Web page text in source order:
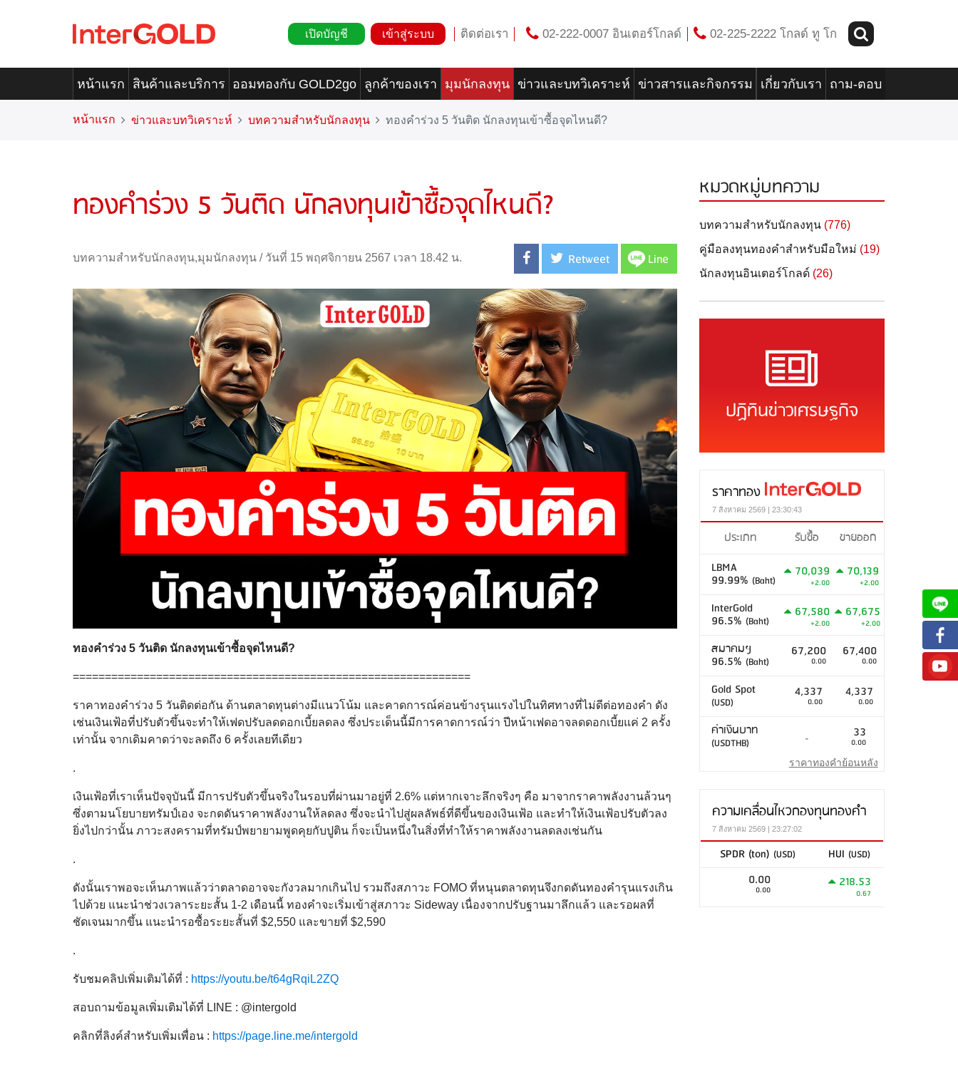
เปิดบัญชี เข้าสู่ระบบ ติดต่อเรา 02-222-0007 อินเตอร์โกลด์ 02-225-2222 โกลด์ ทู โก
หน้าแรก สินค้าและบริการ ออมทองกับ GOLD2go ลูกค้าของเรา มุมนักลงทุน ข่าวและบทวิเคราะห์ ข่าวสารและกิจกรรม เกี่ยวกับเรา ถาม-ตอบ
หน้าแรก ข่าวและบทวิเคราะห์ บทความสำหรับนักลงทุน ทองคำร่วง 5 วันติด นักลงทุนเข้าซื้อจุดไหนดี?
ทองคำร่วง 5 วันติด นักลงทุนเข้าซื้อจุดไหนดี?
บทความสำหรับนักลงทุน,มุมนักลงทุน / วันที่ 15 พฤศจิกายน 2567 เวลา 18.42 น. Retweet Line
ทองคำร่วง 5 วันติด นักลงทุนเข้าซื้อจุดไหนดี?
==============================================================
ราคาทองคำร่วง 5 วันติดต่อกัน ด้านตลาดทุนต่างมีแนวโน้ม และคาดการณ์ค่อนข้างรุนแรงไปในทิศทางที่ไม่ดีต่อทองคำ ดัง
เช่นเงินเฟ้อที่ปรับตัวขึ้นจะทำให้เฟดปรับลดดอกเบี้ยลดลง ซึ่งประเด็นนี้มีการคาดการณ์ว่า ปีหน้าเฟดอาจลดดอกเบี้ยแค่ 2 ครั้ง
เท่านั้น จากเดิมคาดว่าจะลดถึง 6 ครั้งเลยทีเดียว
.
เงินเฟ้อที่เราเห็นปัจจุบันนี้ มีการปรับตัวขึ้นจริงในรอบที่ผ่านมาอยู่ที่ 2.6% แต่หากเจาะลึกจริงๆ คือ มาจากราคาพลังงานล้วนๆ
ซึ่งตามนโยบายทรัมป์เอง จะกดดันราคาพลังงานให้ลดลง ซึ่งจะนำไปสู่ผลลัพธ์ที่ดีขึ้นของเงินเฟ้อ และทำให้เงินเฟ้อปรับตัวลง
ยิ่งไปกว่านั้น ภาวะสงครามที่ทรัมป์พยายามพูดคุยกับปูติน ก็จะเป็นหนึ่งในสิ่งที่ทำให้ราคาพลังงานลดลงเช่นกัน
.
ดังนั้นเราพอจะเห็นภาพแล้วว่าตลาดอาจจะกังวลมากเกินไป รวมถึงสภาวะ FOMO ที่หนุนตลาดทุนจึงกดดันทองคำรุนแรงเกิน
ไปด้วย แนะนำช่วงเวลาระยะสั้น 1-2 เดือนนี้ ทองคำจะเริ่มเข้าสู่สภาวะ Sideway เนื่องจากปรับฐานมาลึกแล้ว และรอผลที่
ชัดเจนมากขึ้น แนะนำรอซื้อระยะสั้นที่ $2,550 และขายที่ $2,590
.
รับชมคลิปเพิ่มเติมได้ที่ : https://youtu.be/t64gRqiL2ZQ
สอบถามข้อมูลเพิ่มเติมได้ที่ LINE : @intergold
คลิกที่ลิงค์สำหรับเพิ่มเพื่อน : https://page.line.me/intergold
หมวดหมู่บทความ
บทความสำหรับนักลงทุน (776)
คู่มือลงทุนทองคำสำหรับมือใหม่ (19)
นักลงทุนอินเตอร์โกลด์ (26)
ปฏิทินข่าวเศรษฐกิจ
ราคาทอง
7 สิงหาคม 2569 | 23:30:43
ประเภท รับซื้อ
ขายออก
LBMA
99.99% (Baht)
70,039
+2.00
70,139
+2.00
InterGold
96.5% (Baht)
67,580
+2.00
67,675
+2.00
สมาคมฯ
96.5% (Baht)
67,200
0.00
67,400
0.00
Gold Spot
(USD)
4,337
0.00
4,337
0.00
ค่าเงินบาท
(USDTHB) - 33
0.00
ราคาทองคำย้อนหลัง
ความเคลื่อนไหวกองทุนทองคำ
7 สิงหาคม 2569 | 23:27:02
SPDR (ton) (USD) HUI (USD)
0.00
0.00 218.53
0.67